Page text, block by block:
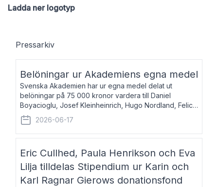
Ladda ner logotyp
Pressarkiv
Belöningar ur Akademiens egna medel
Svenska Akademien har ur egna medel delat ut
belöningar på 75 000 kronor vardera till Daniel
Boyacioglu, Josef Kleinheinrich, Hugo Nordland, Felicia
Stenroth och Svante Strandberg. Daniel Boyacioglu,
född 1981, är poet och scenartist. Josef
2026-06-17
Eric Cullhed, Paula Henrikson och Eva
Lilja tilldelas Stipendium ur Karin och
Karl Ragnar Gierows donationsfond